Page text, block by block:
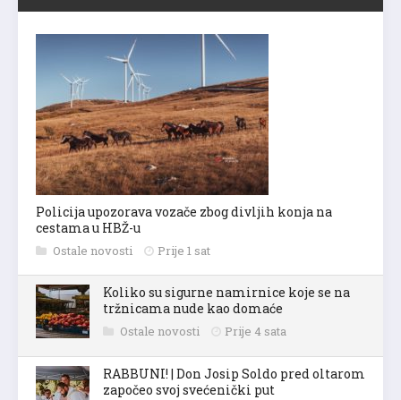
Policija upozorava vozače zbog divljih konja na
cestama u HBŽ-u
Ostale novosti Prije 1 sat
Koliko su sigurne namirnice koje se na
tržnicama nude kao domaće
Ostale novosti Prije 4 sata
RABBUNI! | Don Josip Soldo pred oltarom
započeo svoj svećenički put